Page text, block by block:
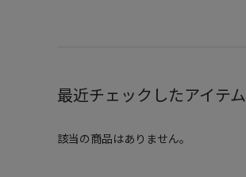
最近チェックしたアイテム
該当の商品はありません。